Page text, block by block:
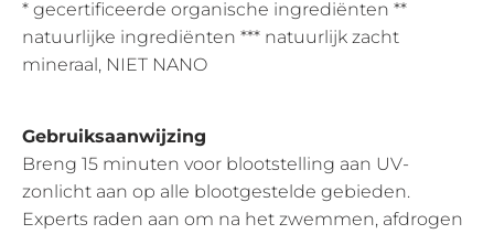
* gecertificeerde organische ingrediënten **
natuurlijke ingrediënten *** natuurlijk zacht
mineraal, NIET NANO
Gebruiksaanwijzing
Breng 15 minuten voor blootstelling aan UV-
zonlicht aan op alle blootgestelde gebieden.
Experts raden aan om na het zwemmen, afdrogen